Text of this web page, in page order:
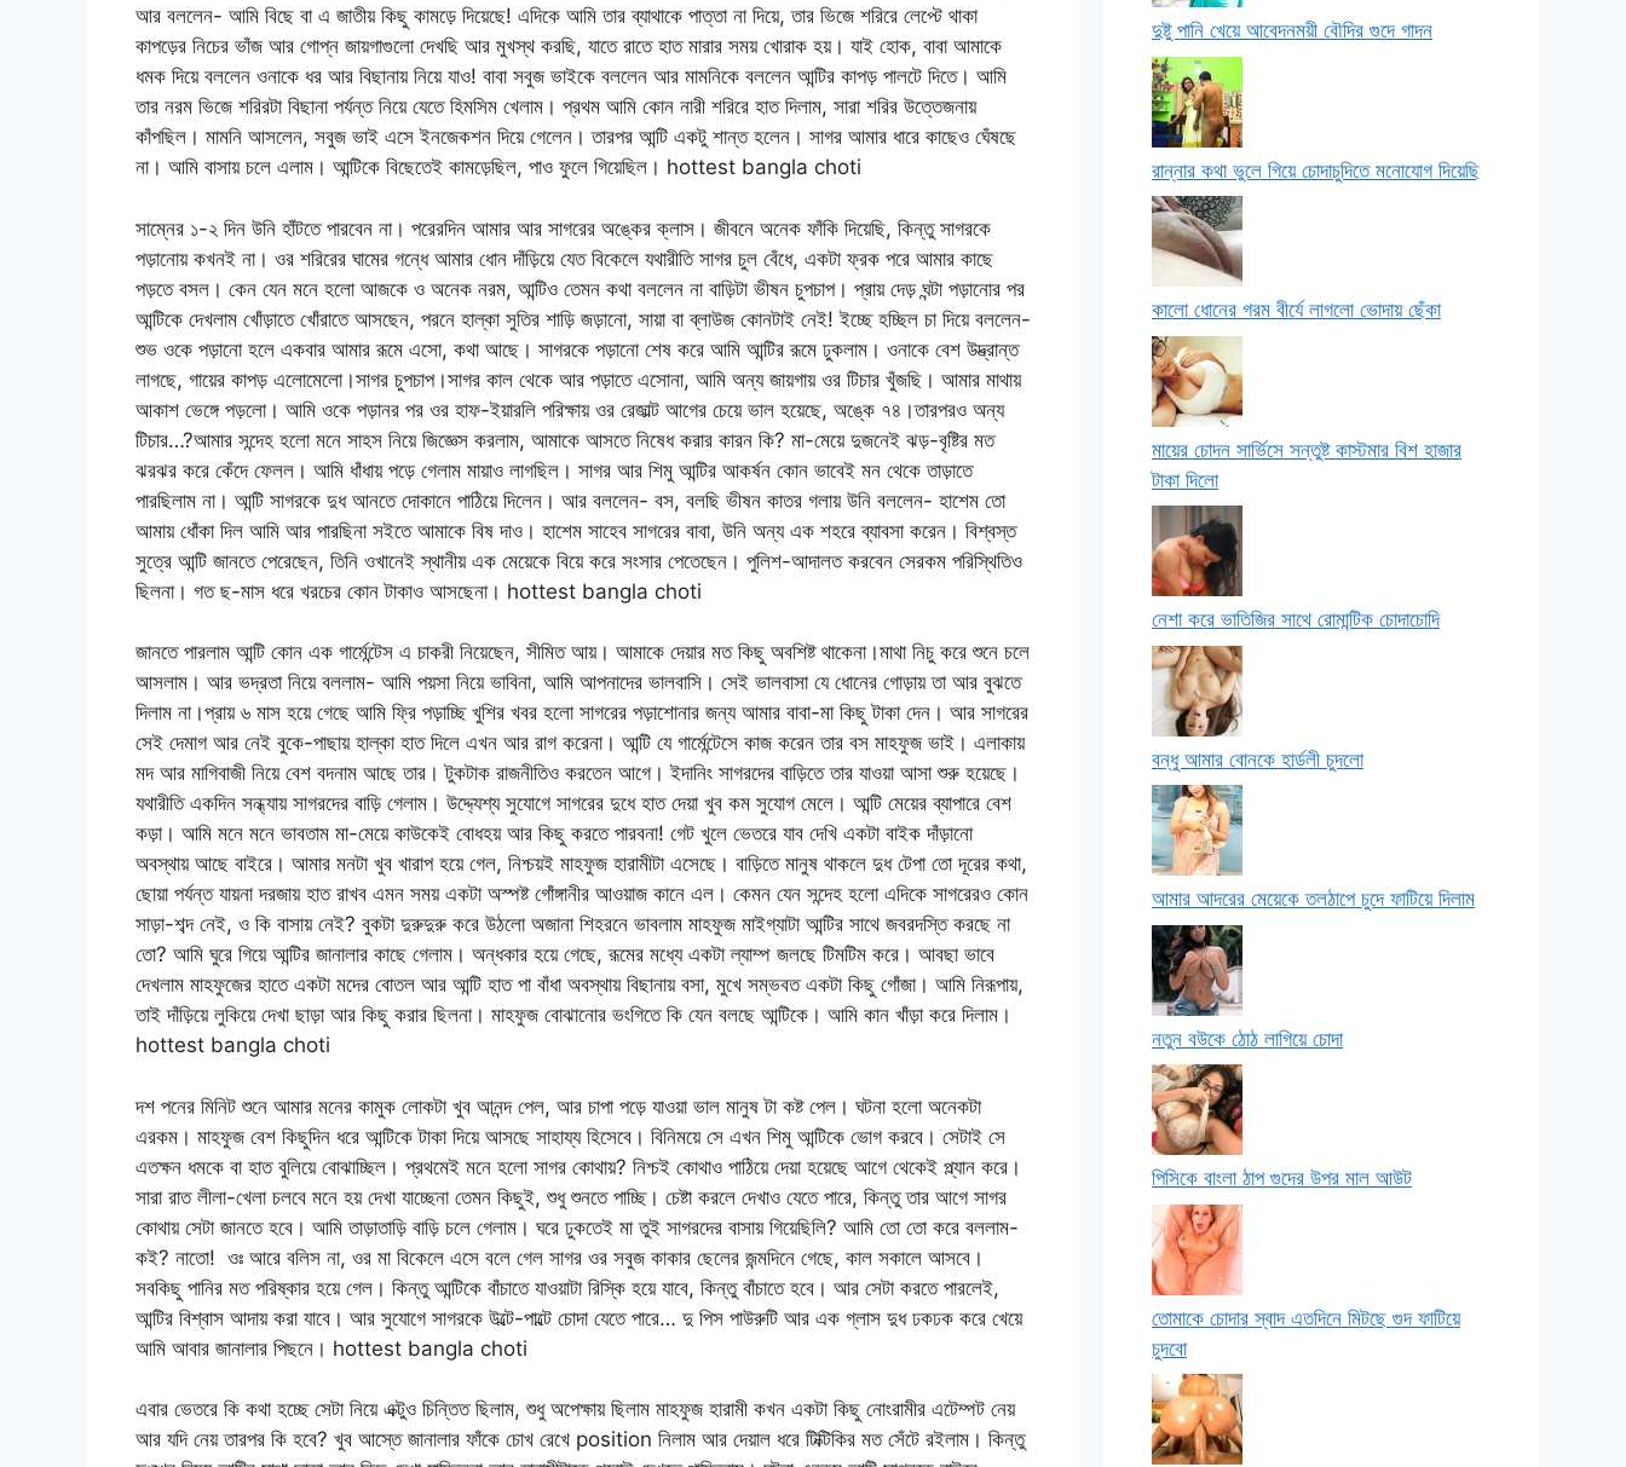
আর বললেন- আমি বিছে বা এ জাতীয় কিছু কামড়ে দিয়েছে! এদিকে আমি তার ব্যাথাকে পাত্তা না দিয়ে, তার ভিজে শরিরে লেপ্টে থাকা
কাপড়ের নিচের ভাঁজ আর গোপ্ন জায়গাগুলো দেখছি আর মুখস্থ করছি, যাতে রাতে হাত মারার সময় খোরাক হয়। যাই হোক, বাবা আমাকে
ধমক দিয়ে বললেন ওনাকে ধর আর বিছানায় নিয়ে যাও! বাবা সবুজ ভাইকে বললেন আর মামনিকে বললেন আন্টির কাপড় পালটে দিতে। আমি
তার নরম ভিজে শরিরটা বিছানা পর্যন্ত নিয়ে যেতে হিমসিম খেলাম। প্রথম আমি কোন নারী শরিরে হাত দিলাম, সারা শরির উত্তেজনায়
কাঁপছিল। মামনি আসলেন, সবুজ ভাই এসে ইনজেকশন দিয়ে গেলেন। তারপর আন্টি একটু শান্ত হলেন। সাগর আমার ধারে কাছেও ঘেঁষছে
না। আমি বাসায় চলে এলাম। আন্টিকে বিছেতেই কামড়েছিল, পাও ফুলে গিয়েছিল। hottest bangla choti
সাম্নের ১-২ দিন উনি হাঁটতে পারবেন না। পরেরদিন আমার আর সাগরের অঙ্কের ক্লাস। জীবনে অনেক ফাঁকি দিয়েছি, কিন্তু সাগরকে
পড়ানোয় কখনই না। ওর শরিরের ঘামের গন্ধে আমার ধোন দাঁড়িয়ে যেত বিকেলে যথারীতি সাগর চুল বেঁধে, একটা ফ্রক পরে আমার কাছে
পড়তে বসল। কেন যেন মনে হলো আজকে ও অনেক নরম, আন্টিও তেমন কথা বললেন না বাড়িটা ভীষন চুপচাপ। প্রায় দেড় ঘন্টা পড়ানোর পর
আন্টিকে দেখলাম খোঁড়াতে খোঁরাতে আসছেন, পরনে হাল্কা সুতির শাড়ি জড়ানো, সায়া বা ব্লাউজ কোনটাই নেই! ইচ্ছে হচ্ছিল চা দিয়ে বললেন-
শুভ ওকে পড়ানো হলে একবার আমার রূমে এসো, কথা আছে। সাগরকে পড়ানো শেষ করে আমি আন্টির রূমে ঢুকলাম। ওনাকে বেশ উদ্ভ্রান্ত
লাগছে, গায়ের কাপড় এলোমেলো।সাগর চুপচাপ।সাগর কাল থেকে আর পড়াতে এসোনা, আমি অন্য জায়গায় ওর টিচার খুঁজছি। আমার মাথায়
আকাশ ভেঙ্গে পড়লো। আমি ওকে পড়ানর পর ওর হাফ-ইয়ারলি পরিক্ষায় ওর রেজাল্ট আগের চেয়ে ভাল হয়েছে, অঙ্কে ৭৪।তারপরও অন্য
টিচার…?আমার সন্দেহ হলো মনে সাহস নিয়ে জিজ্ঞেস করলাম, আমাকে আসতে নিষেধ করার কারন কি? মা-মেয়ে দুজনেই ঝড়-বৃষ্টির মত
ঝরঝর করে কেঁদে ফেলল। আমি ধাঁধায় পড়ে গেলাম মায়াও লাগছিল। সাগর আর শিমু আন্টির আকর্ষন কোন ভাবেই মন থেকে তাড়াতে
পারছিলাম না। আন্টি সাগরকে দুধ আনতে দোকানে পাঠিয়ে দিলেন। আর বললেন- বস, বলছি ভীষন কাতর গলায় উনি বললেন- হাশেম তো
আমায় ধোঁকা দিল আমি আর পারছিনা সইতে আমাকে বিষ দাও। হাশেম সাহেব সাগরের বাবা, উনি অন্য এক শহরে ব্যাবসা করেন। বিশ্বস্ত
সুত্রে আন্টি জানতে পেরেছেন, তিনি ওখানেই স্থানীয় এক মেয়েকে বিয়ে করে সংসার পেতেছেন। পুলিশ-আদালত করবেন সেরকম পরিস্থিতিও
ছিলনা। গত ছ-মাস ধরে খরচের কোন টাকাও আসছেনা। hottest bangla choti
জানতে পারলাম আন্টি কোন এক গার্মেন্টেস এ চাকরী নিয়েছেন, সীমিত আয়। আমাকে দেয়ার মত কিছু অবশিষ্ট থাকেনা।মাথা নিচু করে শুনে চলে
আসলাম। আর ভদ্রতা নিয়ে বললাম- আমি পয়সা নিয়ে ভাবিনা, আমি আপনাদের ভালবাসি। সেই ভালবাসা যে ধোনের গোড়ায় তা আর বুঝতে
দিলাম না।প্রায় ৬ মাস হয়ে গেছে আমি ফ্রি পড়াচ্ছি খুশির খবর হলো সাগরের পড়াশোনার জন্য আমার বাবা-মা কিছু টাকা দেন। আর সাগরের
সেই দেমাগ আর নেই বুকে-পাছায় হাল্কা হাত দিলে এখন আর রাগ করেনা। আন্টি যে গার্মেন্টেসে কাজ করেন তার বস মাহফুজ ভাই। এলাকায়
মদ আর মাগিবাজী নিয়ে বেশ বদনাম আছে তার। টুকটাক রাজনীতিও করতেন আগে। ইদানিং সাগরদের বাড়িতে তার যাওয়া আসা শুরু হয়েছে।
যথারীতি একদিন সন্ধ্যায় সাগরদের বাড়ি গেলাম। উদ্দ্যেশ্য সুযোগে সাগরের দুধে হাত দেয়া খুব কম সুযোগ মেলে। আন্টি মেয়ের ব্যাপারে বেশ
কড়া। আমি মনে মনে ভাবতাম মা-মেয়ে কাউকেই বোধহয় আর কিছু করতে পারবনা! গেট খুলে ভেতরে যাব দেখি একটা বাইক দাঁড়ানো
অবস্থায় আছে বাইরে। আমার মনটা খুব খারাপ হয়ে গেল, নিশ্চয়ই মাহফুজ হারামীটা এসেছে। বাড়িতে মানুষ থাকলে দুধ টেপা তো দূরের কথা,
ছোয়া পর্যন্ত যায়না দরজায় হাত রাখব এমন সময় একটা অস্পষ্ট গোঁঙ্গানীর আওয়াজ কানে এল। কেমন যেন সন্দেহ হলো এদিকে সাগরেরও কোন
সাড়া-শব্দ নেই, ও কি বাসায় নেই? বুকটা দুরুদুরু করে উঠলো অজানা শিহরনে ভাবলাম মাহফুজ মাইগ্যাটা আন্টির সাথে জবরদস্তি করছে না
তো? আমি ঘুরে গিয়ে আন্টির জানালার কাছে গেলাম। অন্ধকার হয়ে গেছে, রূমের মধ্যে একটা ল্যাম্প জলছে টিমটিম করে। আবছা ভাবে
দেখলাম মাহফুজের হাতে একটা মদের বোতল আর আন্টি হাত পা বাঁধা অবস্থায় বিছানায় বসা, মুখে সম্ভবত একটা কিছু গোঁজা। আমি নিরূপায়,
তাই দাঁড়িয়ে লুকিয়ে দেখা ছাড়া আর কিছু করার ছিলনা। মাহফুজ বোঝানোর ভংগিতে কি যেন বলছে আন্টিকে। আমি কান খাঁড়া করে দিলাম।
hottest bangla choti
দশ পনের মিনিট শুনে আমার মনের কামুক লোকটা খুব আনন্দ পেল, আর চাপা পড়ে যাওয়া ভাল মানুষ টা কষ্ট পেল। ঘটনা হলো অনেকটা
এরকম। মাহফুজ বেশ কিছুদিন ধরে আন্টিকে টাকা দিয়ে আসছে সাহায্য হিসেবে। বিনিময়ে সে এখন শিমু আন্টিকে ভোগ করবে। সেটাই সে
এতক্ষন ধমকে বা হাত বুলিয়ে বোঝাচ্ছিল। প্রথমেই মনে হলো সাগর কোথায়? নিশ্চই কোথাও পাঠিয়ে দেয়া হয়েছে আগে থেকেই প্ল্যান করে।
সারা রাত লীলা-খেলা চলবে মনে হয় দেখা যাচ্ছেনা তেমন কিছুই, শুধু শুনতে পাচ্ছি। চেষ্টা করলে দেখাও যেতে পারে, কিন্তু তার আগে সাগর
কোথায় সেটা জানতে হবে। আমি তাড়াতাড়ি বাড়ি চলে গেলাম। ঘরে ঢুকতেই মা তুই সাগরদের বাসায় গিয়েছিলি? আমি তো তো করে বললাম-
কই? নাতো! ওঃ আরে বলিস না, ওর মা বিকেলে এসে বলে গেল সাগর ওর সবুজ কাকার ছেলের জন্মদিনে গেছে, কাল সকালে আসবে।
সবকিছু পানির মত পরিষ্কার হয়ে গেল। কিন্তু আন্টিকে বাঁচাতে যাওয়াটা রিস্কি হয়ে যাবে, কিন্তু বাঁচাতে হবে। আর সেটা করতে পারলেই,
আন্টির বিশ্বাস আদায় করা যাবে। আর সুযোগে সাগরকে উল্টে-পাল্টে চোদা যেতে পারে… দু পিস পাউরুটি আর এক গ্লাস দুধ ঢকঢক করে খেয়ে
আমি আবার জানালার পিছনে। hottest bangla choti
এবার ভেতরে কি কথা হচ্ছে সেটা নিয়ে এক্টুও চিন্তিত ছিলাম, শুধু অপেক্ষায় ছিলাম মাহফুজ হারামী কখন একটা কিছু নোংরামীর এটেম্পট নেয়
আর যদি নেয় তারপর কি হবে? খুব আস্তে জানালার ফাঁকে চোখ রেখে position নিলাম আর দেয়াল ধরে টিক্টিকির মত সেঁটে রইলাম। কিন্তু
দুষ্টু পানি খেয়ে আবেদনময়ী বৌদির গুদে গাদন
রান্নার কথা ভুলে গিয়ে চোদাচুদিতে মনোযোগ দিয়েছি
কালো ধোনের গরম বীর্যে লাগলো ভোদায় ছেঁকা
মায়ের চোদন সার্ভিসে সন্তুষ্ট কাস্টমার বিশ হাজার
টাকা দিলো
নেশা করে ভাতিজির সাথে রোমান্টিক চোদাচোদি
বন্ধু আমার বোনকে হার্ডলী চুদলো
আমার আদরের মেয়েকে তলঠাপে চুদে ফাটিয়ে দিলাম
নতুন বউকে ঠোঠ লাগিয়ে চোদা
পিসিকে বাংলা ঠাপ গুদের উপর মাল আউট
তোমাকে চোদার স্বাদ এতদিনে মিটছে গুদ ফাটিয়ে
চুদবো